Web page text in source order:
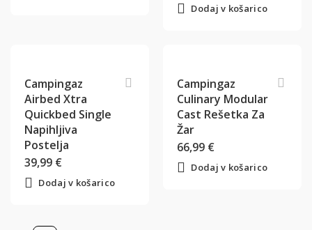
Dodaj v košarico
Campingaz
Airbed Xtra
Quickbed Single
Napihljiva
Postelja
39,99 €
Dodaj v košarico
Campingaz
Culinary Modular
Cast Rešetka Za
Žar
66,99 €
Dodaj v košarico